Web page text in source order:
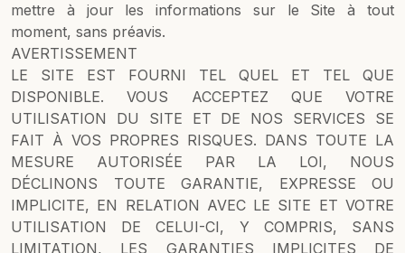
mettre à jour les informations sur le Site à tout
moment, sans préavis.
AVERTISSEMENT
LE SITE EST FOURNI TEL QUEL ET TEL QUE
DISPONIBLE. VOUS ACCEPTEZ QUE VOTRE
UTILISATION DU SITE ET DE NOS SERVICES SE
FAIT À VOS PROPRES RISQUES. DANS TOUTE LA
MESURE AUTORISÉE PAR LA LOI, NOUS
DÉCLINONS TOUTE GARANTIE, EXPRESSE OU
IMPLICITE, EN RELATION AVEC LE SITE ET VOTRE
UTILISATION DE CELUI-CI, Y COMPRIS, SANS
LIMITATION, LES GARANTIES IMPLICITES DE